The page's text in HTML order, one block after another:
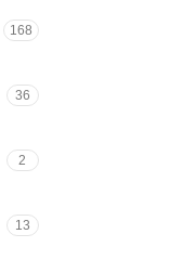
168
36
2
13